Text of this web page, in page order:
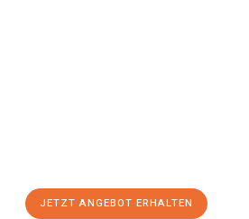
JETZT ANGEBOT ERHALTEN